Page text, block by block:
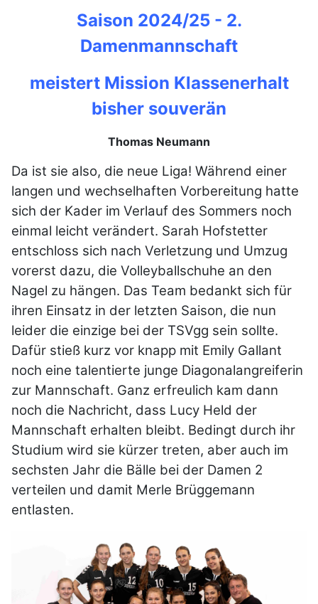
Saison 2024/25 - 2.
Damenmannschaft
meistert Mission Klassenerhalt
bisher souverän
Thomas Neumann
Da ist sie also, die neue Liga! Während einer
langen und wechselhaften Vorbereitung hatte
sich der Kader im Verlauf des Sommers noch
einmal leicht verändert. Sarah Hofstetter
entschloss sich nach Verletzung und Umzug
vorerst dazu, die Volleyballschuhe an den
Nagel zu hängen. Das Team bedankt sich für
ihren Einsatz in der letzten Saison, die nun
leider die einzige bei der TSVgg sein sollte.
Dafür stieß kurz vor knapp mit Emily Gallant
noch eine talentierte junge Diagonalangreiferin
zur Mannschaft. Ganz erfreulich kam dann
noch die Nachricht, dass Lucy Held der
Mannschaft erhalten bleibt. Bedingt durch ihr
Studium wird sie kürzer treten, aber auch im
sechsten Jahr die Bälle bei der Damen 2
verteilen und damit Merle Brüggemann
entlasten.